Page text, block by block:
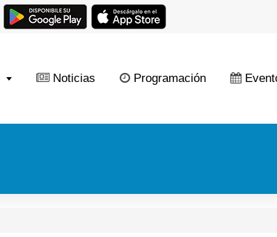
Noticias Programación